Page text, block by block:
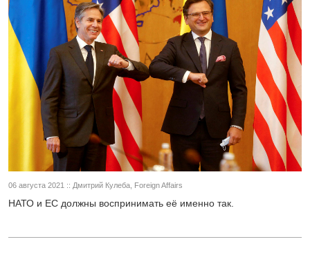
06 августа 2021 :: Дмитрий Кулеба, Foreign Affairs
НАТО и ЕС должны воспринимать её именно так.